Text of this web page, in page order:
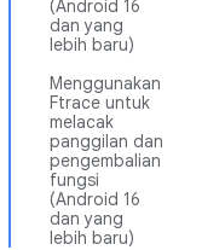
(Android 16
dan yang
lebih baru)
Menggunakan
Ftrace untuk
melacak
panggilan dan
pengembalian
fungsi
(Android 16
dan yang
lebih baru)